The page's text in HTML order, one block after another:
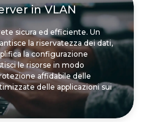
in VLAN
sicura ed efficiente. Un
la riservatezza dei dati,
la configurazione
le risorse in modo
affidabile delle
delle applicazioni sui